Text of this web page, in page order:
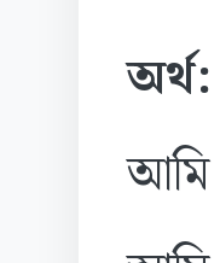
অর্থ:
আমি